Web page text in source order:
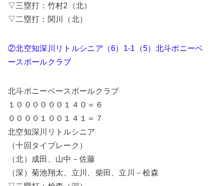
▽三塁打：竹村2（北）
▽二塁打：関川（北）
②北空知深川リトルシニア（6）1-1（5）北斗ポニーベ
ースボールクラブ
北斗ポニーベースボールクラブ
１００００００１４０＝６
００００１００１４１＝７
北空知深川リトルシニア
（十回タイブレーク）
（北）成田、山中－佐藤
（深）菊池翔太、立川、柴田、立川－桧森